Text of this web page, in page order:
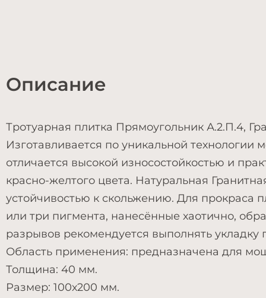
Описание
Тротуарная плитка Прямоугольник А.2.П.4,
Изготавливается по уникальной технологии
отличается высокой износостойкостью и
красно-желтого цвета. Натуральная
устойчивостью к скольжению. Для прокраса
или три пигмента, нанесённые хаотично,
разрывов рекомендуется выполнять
Область применения: предназначена для
Толщина: 40 мм.
Размер: 100х200 мм.